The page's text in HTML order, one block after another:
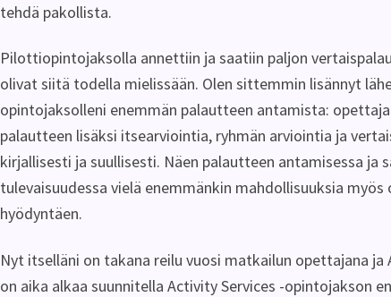
tehdä pakollista.
Pilottiopintojaksolla annettiin ja saatiin paljon
olivat siitä todella mielissään. Olen sittemmin lisännyt
opintojaksolleni enemmän palautteen antamista:
palautteen lisäksi itsearviointia, ryhmän arviointia ja
kirjallisesti ja suullisesti. Näen palautteen antamisessa ja
tulevaisuudessa vielä enemmänkin mahdollisuuksia
hyödyntäen.
Nyt itselläni on takana reilu vuosi matkailun opettajana ja
on aika alkaa suunnitella Activity Services -opintojakson